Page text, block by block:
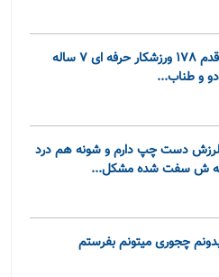
من 15 سال و 8 ماه دارم پسرم قدم 178 ورزشکار حرفه ای 7 ساله
دو و طناب...
دست چپ دارم و شونه هم درد
ش سفت شده مشکل...
چجوری میتونم بفرستم